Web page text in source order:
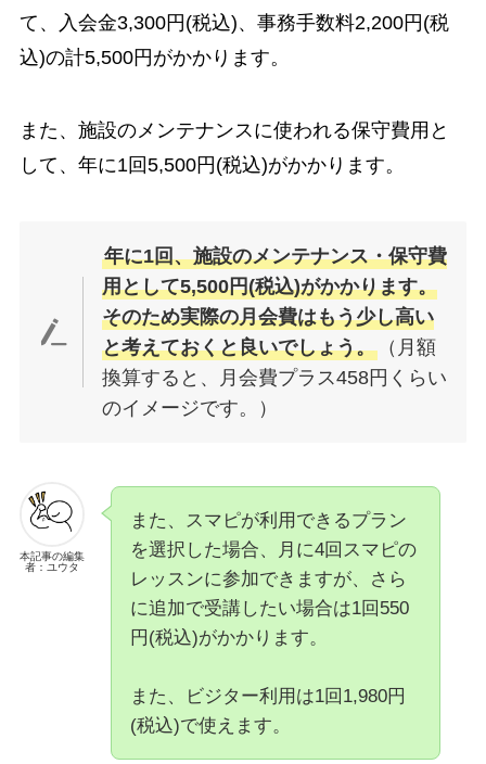
て、入会金3,300円(税込)、事務手数料2,200円(税
込)の計5,500円がかかります。
また、施設のメンテナンスに使われる保守費用と
して、年に1回5,500円(税込)がかかります。
年に1回、施設のメンテナンス・保守費
用として5,500円(税込)がかかります。
そのため実際の月会費はもう少し高い
と考えておくと良いでしょう。 （月額
換算すると、月会費プラス458円くらい
のイメージです。）
本記事の編集
者：ユウタ
また、スマピが利用できるプラン
を選択した場合、月に4回スマピの
レッスンに参加できますが、さら
に追加で受講したい場合は1回550
円(税込)がかかります。
また、ビジター利用は1回1,980円
(税込)で使えます。